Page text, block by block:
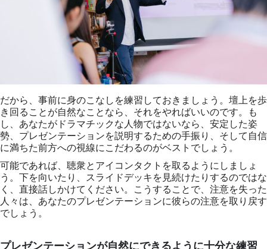
だから、事前に身のこなしを練習しておきましょう。壇上を歩
き回ることが自然なことなら、それをやればいいのです。も
し、あなたがドラマチックな人物ではないなら、安定した姿
勢、プレゼンテーションを説明するための手振り、そして自信
に満ちた前方への視線にこだわるのがベストでしょう。
可能であれば、聴衆とアイコンタクトを取るようにしましょ
う。下を向いたり、スライドデッキを見続けたりするのではな
く、直接話しかけてください。こうすることで、注意を失った
人々は、あなたのプレゼンテーションに彼らの注意を取り戻す
でしょう。
プレゼンテーションが自然にできるように十分な練習